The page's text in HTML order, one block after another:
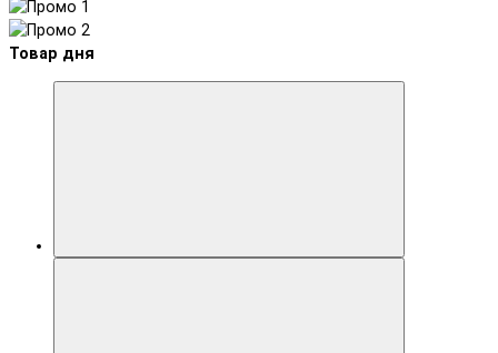
Товар дня